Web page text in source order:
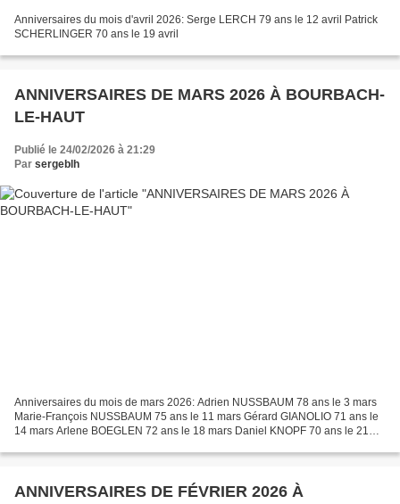
Anniversaires du mois d'avril 2026: Serge LERCH 79 ans le 12 avril Patrick
SCHERLINGER 70 ans le 19 avril
ANNIVERSAIRES DE MARS 2026 À BOURBACH-
LE-HAUT
Publié le 24/02/2026 à 21:29
Par sergeblh
Anniversaires du mois de mars 2026: Adrien NUSSBAUM 78 ans le 3 mars
Marie-François NUSSBAUM 75 ans le 11 mars Gérard GIANOLIO 71 ans le
14 mars Arlene BOEGLEN 72 ans le 18 mars Daniel KNOPF 70 ans le 21
ANNIVERSAIRES DE FÉVRIER 2026 À